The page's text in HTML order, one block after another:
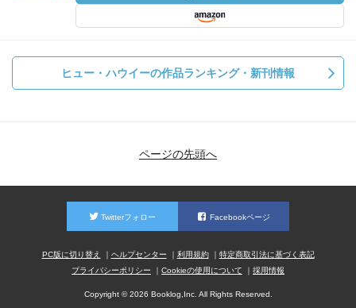
ヒュー・ハウイーの作品ランキング・新刊情報
ページの先頭へ
Twitterフォロー Facebookページ
PC版に切り替え ヘルプセンター 利用規約
特定商取引法に基づく表記
プライバシーポリシー
Cookieの使用について 採用情報
Copyright © 2026 Booklog,Inc. All Rights Reserved.